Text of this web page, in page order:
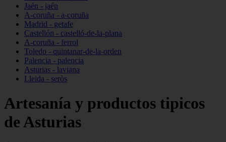
Jaén - jaén
A-coruña - a-coruña
Madrid - getafe
Castellón - castelló-de-la-plana
A-coruña - ferrol
Toledo - quintanar-de-la-orden
Palencia - palencia
Asturias - laviana
Lleida - seròs
Artesanía y productos tipicos
de Asturias